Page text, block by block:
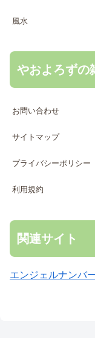
風水
やおよろずの
お問い合わせ
サイトマップ
プライバシーポリシー
利用規約
関連サイト
エンジェルナンバ